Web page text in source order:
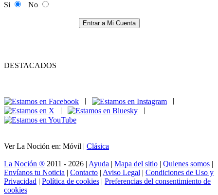
Si
No
Entrar a Mi Cuenta
DESTACADOS
|
|
Ver La Noción en: Móvil | Clásica
La Noción ® 2011 - 2026 | Ayuda | Mapa del sitio | Quienes somos |
Envíanos tu Noticia | Contacto | Aviso Legal | Condiciones de Uso y
Privacidad | Política de cookies | Preferencias del consentimiento de
cookies